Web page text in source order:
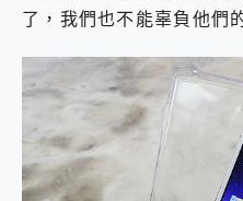
了，我們也不能辜負他們